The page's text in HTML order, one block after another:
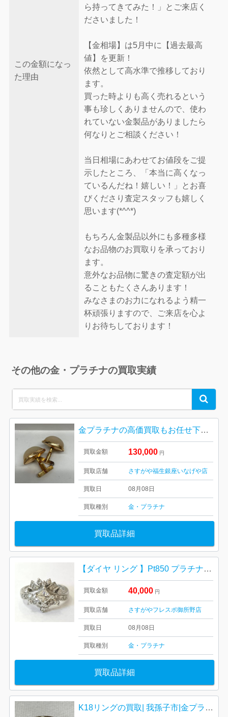
この金額になっ
た理由
ら持ってきてみた！」とご来店く
ださいました！
【金相場】は5月中に【過去最高
値】を更新！
依然として高水準で推移しており
ます。
買った時よりも高く売れるという
事も珍しくありませんので、使わ
れていない金製品がありましたら
何なりとご相談ください！
当日相場にあわせてお値段をご提
示したところ、「本当に高くなっ
ているんだね！嬉しい！」とお喜
びくださり査定スタッフも嬉しく
思います(*^^*)
もちろん金製品以外にも多種多様
なお品物のお買取りを承っており
ます。
意外なお品物に驚きの査定額が出
ることもたくさんあります！
みなさまのお力になれるよう精一
杯頑張りますので、ご来店を心よ
りお待ちしております！
その他の金・プラチナの買取実績
for:
Search
金プラチナの高価買取もお任せ下さい| 西多摩郡瑞穂町箱根ヶ崎|K18カフスボタン
買取金額 130,000 円
買取店舗 さすがや福生銀座いなげや店
買取日 08月08日
買取種別 金・プラチナ
買取品詳細
【ダイヤ リング 】Pt850 プラチナ850
買取金額 40,000 円
買取店舗 さすがやフレスポ御所野店
買取日 08月08日
買取種別 金・プラチナ
買取品詳細
K18リングの買取| 我孫子市|金プラチナ高価買取り強化中